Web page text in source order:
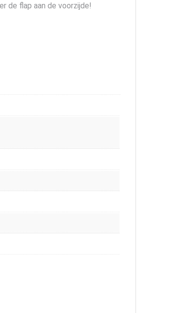
de flap aan de voorzijde!